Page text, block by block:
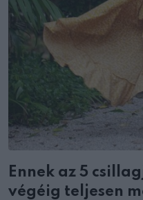
Ennek az 5
végéig teljesen